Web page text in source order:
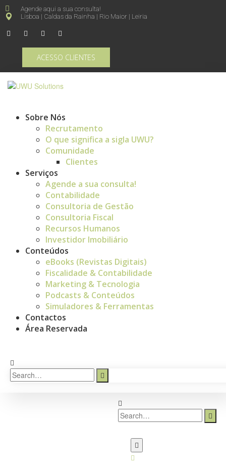
Agende aqui a sua consulta!
Lisboa | Caldas da Rainha | Rio Maior | Leiria
ACESSO CLIENTES
Sobre Nós
Recrutamento
O que significa a sigla UWU?
Comunidade
Clientes
Serviços
Agende a sua consulta!
Contabilidade
Consultoria de Gestão
Consultoria Fiscal
Recursos Humanos
Investidor Imobiliário
Conteúdos
eBooks (Revistas Digitais)
Fiscalidade & Contabilidade
Marketing & Tecnologia
Podcasts & Conteúdos
Simuladores & Ferramentas
Contactos
Área Reservada